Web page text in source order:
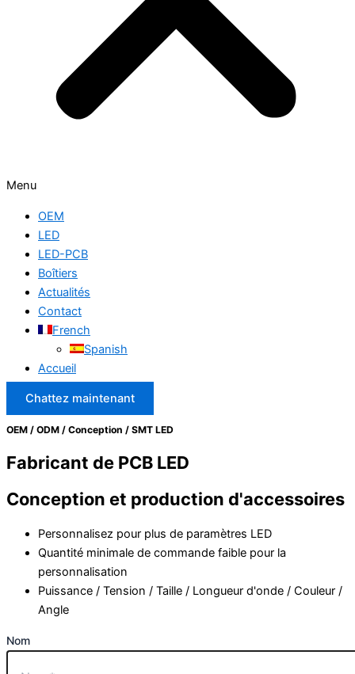
Menu
OEM
LED
LED-PCB
Boîtiers
Actualités
Contact
French
Spanish
Accueil
Chattez maintenant
OEM / ODM / Conception / SMT LED
Fabricant de PCB LED
Conception et production d'accessoires
Personnalisez pour plus de paramètres LED
Quantité minimale de commande faible pour la
personnalisation
Puissance / Tension / Taille / Longueur d'onde / Couleur /
Angle
Nom